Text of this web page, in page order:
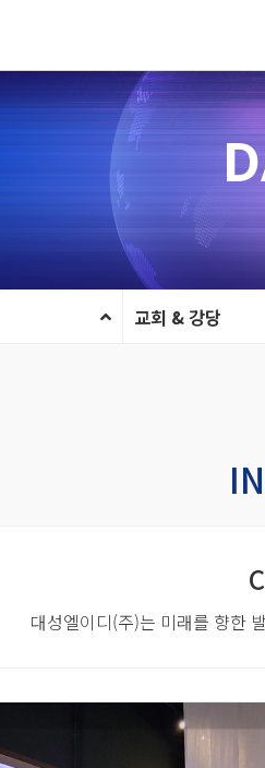
교회 & 강당
대성엘이디(주)는 미래를 향한